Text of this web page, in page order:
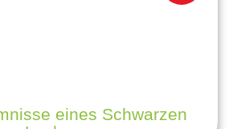
eines Schwarzen